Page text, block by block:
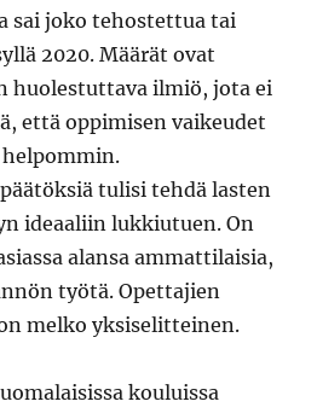
sai joko tehostettua tai
2020. Määrät ovat
huolestuttava ilmiö, jota ei
että oppimisen vaikeudet
helpommin.
tulisi tehdä lasten
ideaaliin lukkiutuen. On
alansa ammattilaisia,
työtä. Opettajien
melko yksiselitteinen.
kouluissa